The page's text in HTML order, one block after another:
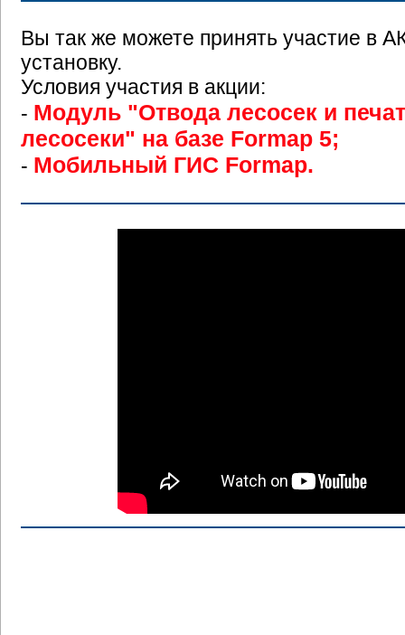
Вы так же можете принять участие в
установку.
Условия участия в акции:
- Модуль "Отвода лесосек и
лесосеки" на базе Formap 5;
- Мобильный ГИС Formap.